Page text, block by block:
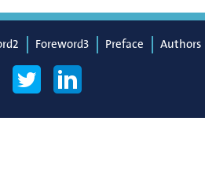
Foreword3 Preface Authors